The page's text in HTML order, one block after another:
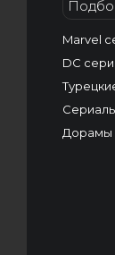
Marvel
DC
Дорамы